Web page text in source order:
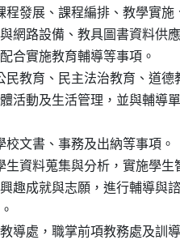
程發展、課程編排、教學實
與網路設備、教具圖書資料供
配合實施教育輔導等事項。
民教育、民主法治教育、道
體活動及生活管理，並與輔導
校文書、事務及出納等事項。
生資料蒐集與分析，實施學
興趣成就與志願，進行輔導與
導處，職掌前項教務處及訓